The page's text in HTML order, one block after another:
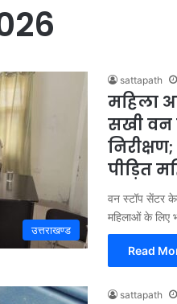
उत्तराखण्ड
sattapath
महिला
सखी वन
पीड़ित
वन स्टॉप सेंटर
महिलाओं के लिए
Read
sattapath